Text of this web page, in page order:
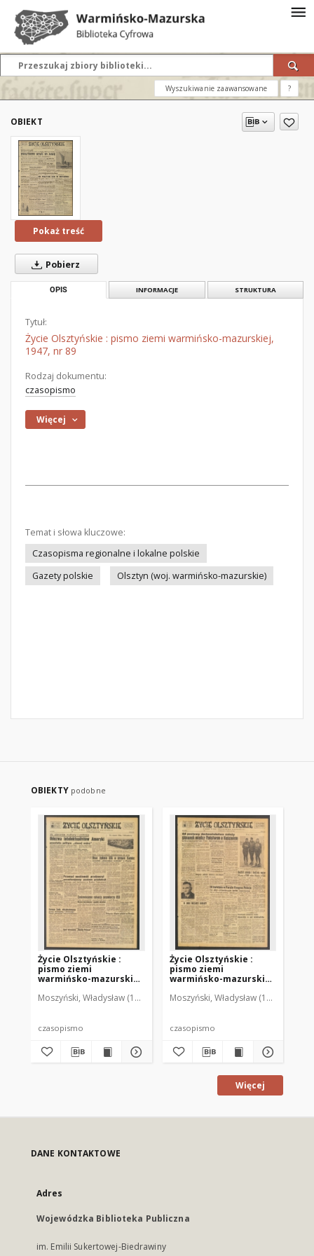
Wyszukiwanie zaawansowane ?
OBIEKT
Pokaż treść
Pobierz
OPIS INFORMACJE STRUKTURA
Tytuł:
Życie Olsztyńskie : pismo ziemi warmińsko-mazurskiej,
1947, nr 89
Rodzaj dokumentu:
czasopismo
Więcej
Temat i słowa kluczowe:
Czasopisma regionalne i lokalne polskie
Gazety polskie
Olsztyn (woj. warmińsko-mazurskie)
OBIEKTY podobne
Życie Olsztyńskie :
pismo ziemi
warmińsko-mazurskiej,
Moszyński, Władysław (1922-2001). Red. Mroczkowski, Włodzimierz
czasopismo
Życie Olsztyńskie :
pismo ziemi
warmińsko-mazurskiej,
Moszyński, Władysław (1922-2001).
czasopismo
Więcej
DANE KONTAKTOWE
Adres
Wojewódzka Biblioteka Publiczna
im. Emilii Sukertowej-Biedrawiny